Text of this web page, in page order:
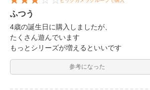
ふつう
4歳の誕生日に購入しましたが、
たくさん遊んでいます
もっとシリーズが増えるといいです
参考になった